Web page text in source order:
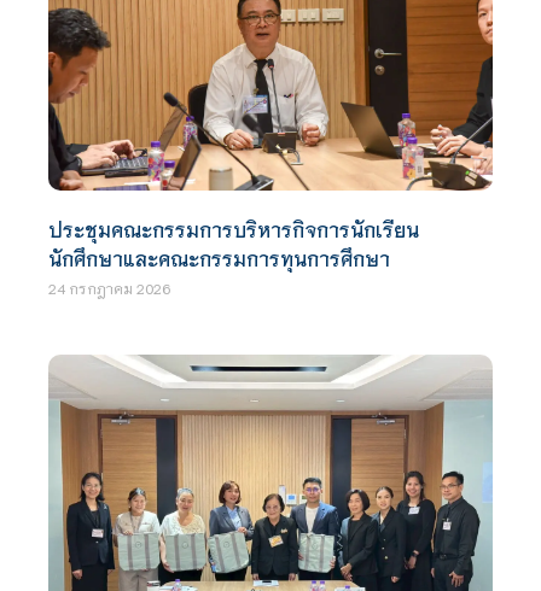
ประชุมคณะกรรมการบริหารกิจการนักเรียน
นักศึกษาและคณะกรรมการทุนการศึกษา
24 กรกฎาคม 2026